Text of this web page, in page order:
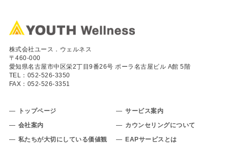
トップページ
サービス案内
会社案内
カウンセリングについて
私たちが大切にしている価値観
EAPサービスとは
株式会社ユース．ウェルネス
〒460-000
愛知県名古屋市中区栄2丁目9番26号 ポーラ名古屋ビル A館 5階
TEL： 052-526-3350
FAX：052-526-3351